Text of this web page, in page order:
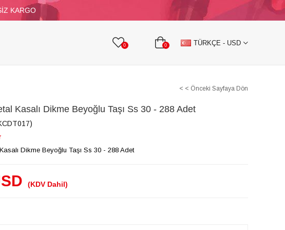
KARGO
0 0 TÜRKÇE - USD
BONCUKLAR TAŞLI TEKSTİL AKSESUARLARI
< < Önceki Sayfaya Dön
Kasalı Dikme Beyoğlu Taşı Ss 30 - 288 Adet
Dikme Beyoğlu Taşı Ss 30 - 288 Adet
(KDV Dahil)